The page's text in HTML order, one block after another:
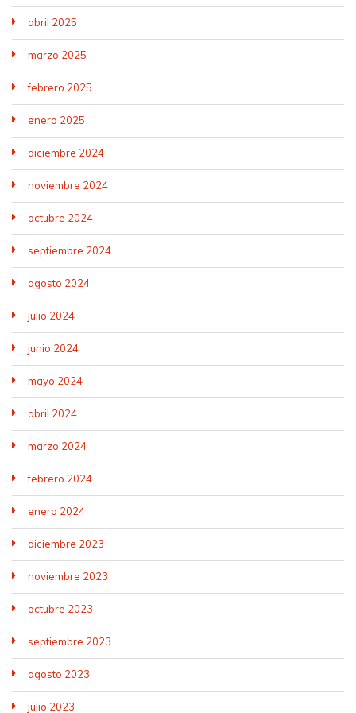
abril 2025
marzo 2025
febrero 2025
enero 2025
diciembre 2024
noviembre 2024
octubre 2024
septiembre 2024
agosto 2024
julio 2024
junio 2024
mayo 2024
abril 2024
marzo 2024
febrero 2024
enero 2024
diciembre 2023
noviembre 2023
octubre 2023
septiembre 2023
agosto 2023
julio 2023